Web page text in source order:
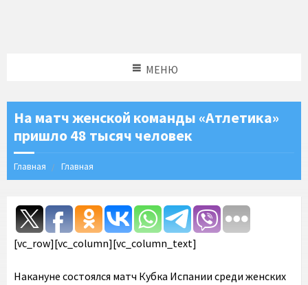
МЕНЮ
На матч женской команды «Атлетика»
пришло 48 тысяч человек
Главная Главная
[vc_row][vc_column][vc_column_text]
Накануне состоялся матч Кубка Испании среди женских